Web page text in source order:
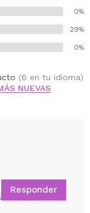
0%
29%
0%
(6 en tu idioma)
NUEVAS
Responder